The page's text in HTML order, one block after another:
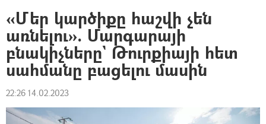
«Մեր կարծիքը հաշվի չեն
առնելու». Մարգարայի
բնակիչները` Թուրքիայի հետ
սահմանը բացելու մասին
22:26 14.02.2023